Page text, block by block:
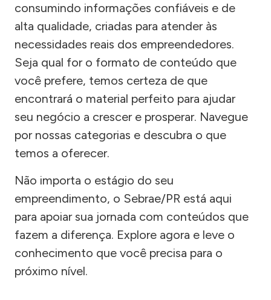
consumindo informações confiáveis e de
alta qualidade, criadas para atender às
necessidades reais dos empreendedores.
Seja qual for o formato de conteúdo que
você prefere, temos certeza de que
encontrará o material perfeito para ajudar
seu negócio a crescer e prosperar. Navegue
por nossas categorias e descubra o que
temos a oferecer.
Não importa o estágio do seu
empreendimento, o Sebrae/PR está aqui
para apoiar sua jornada com conteúdos que
fazem a diferença. Explore agora e leve o
conhecimento que você precisa para o
próximo nível.